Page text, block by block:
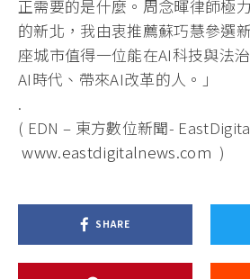
正需要的是什麼。周念暉律師極
的新北，我由衷推薦蘇巧慧參選
座城市值得一位能在AI科技與法
AI時代、帶來AI改革的人。」
.
( EDN – 東方數位新聞-
www.eastdigitalnews.com )
SHARE